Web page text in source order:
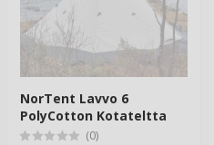
NorTent Lavvo 6
PolyCotton Kotateltta
8.5kg
(0)